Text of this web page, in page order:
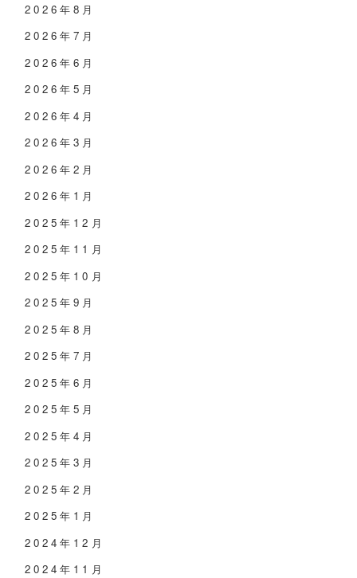
2026年8月
2026年7月
2026年6月
2026年5月
2026年4月
2026年3月
2026年2月
2026年1月
2025年12月
2025年11月
2025年10月
2025年9月
2025年8月
2025年7月
2025年6月
2025年5月
2025年4月
2025年3月
2025年2月
2025年1月
2024年12月
2024年11月